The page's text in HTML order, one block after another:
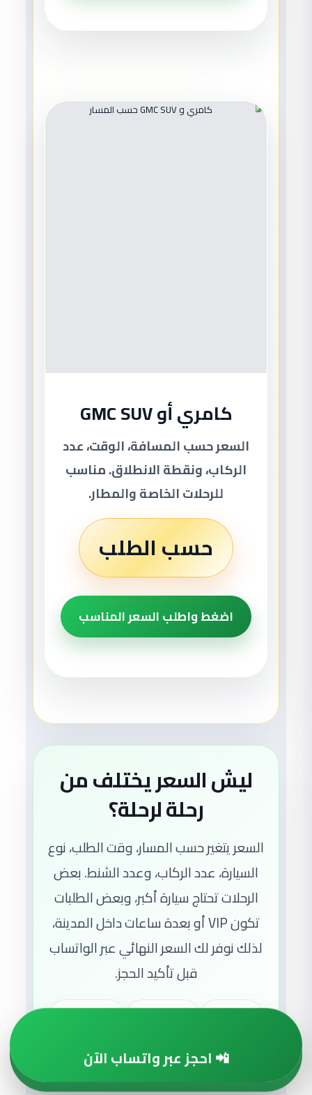
كامري أو GMC SUV
السعر حسب المسافة، الوقت، عدد
الركاب، ونقطة الانطلاق. مناسب
للرحلات الخاصة والمطار.
حسب الطلب
اضغط واطلب السعر المناسب
ليش السعر يختلف من
رحلة لرحلة؟
السعر يتغير حسب المسار، وقت الطلب، نوع
السيارة، عدد الركاب، وعدد الشنط. بعض
الرحلات تحتاج سيارة أكبر، وبعض الطلبات
تكون VIP أو بعدة ساعات داخل المدينة،
لذلك نوفر لك السعر النهائي عبر الواتساب
قبل تأكيد الحجز.
عدد الركاب والشنط
📲 احجز عبر واتساب الآن